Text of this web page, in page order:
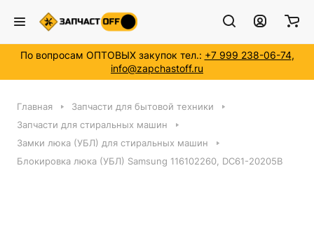
По вопросам ОПТОВЫХ закупок тел.: +7 999 238-06-74,
info@zapchastoff.ru
Главная
Запчасти для бытовой техники
Запчасти для стиральных машин
Замки люка (УБЛ) для стиральных машин
Блокировка люка (УБЛ) Samsung 116102260, DC61-20205B